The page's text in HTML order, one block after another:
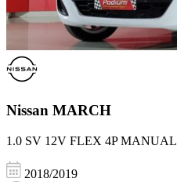
Nissan MARCH
1.0 SV 12V FLEX 4P MANUAL
2018/2019